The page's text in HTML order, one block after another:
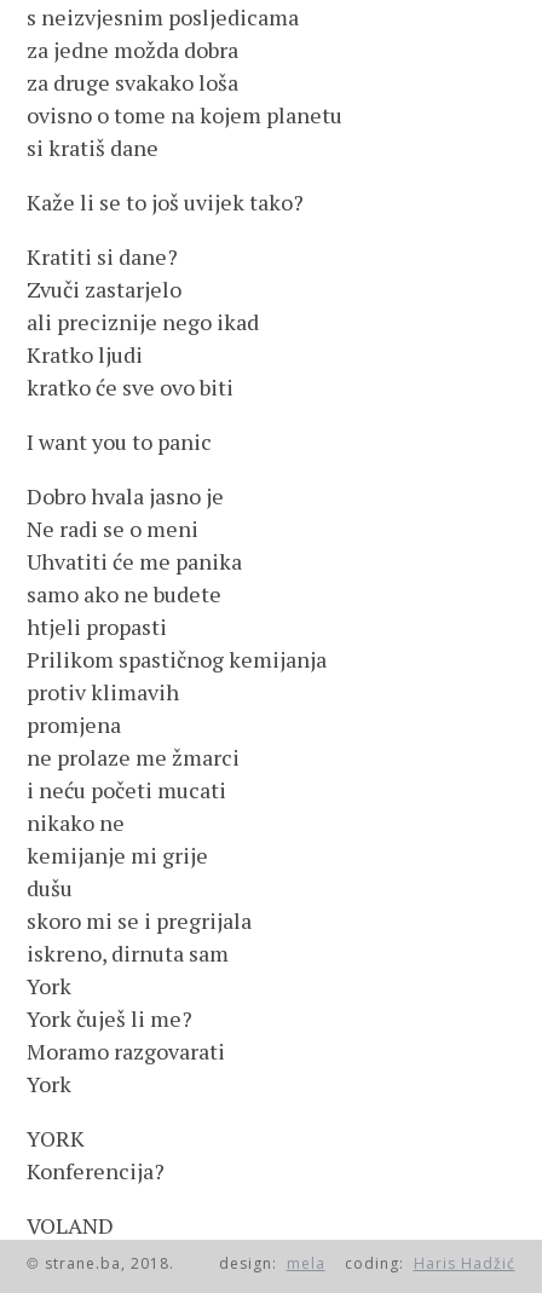
s neizvjesnim posljedicama
za jedne možda dobra
za druge svakako loša
ovisno o tome na kojem planetu
si kratiš dane
Kaže li se to još uvijek tako?
Kratiti si dane?
Zvuči zastarjelo
ali preciznije nego ikad
Kratko ljudi
kratko će sve ovo biti
I want you to panic
Dobro hvala jasno je
Ne radi se o meni
Uhvatiti će me panika
samo ako ne budete
htjeli propasti
Prilikom spastičnog kemijanja
protiv klimavih
promjena
ne prolaze me žmarci
i neću početi mucati
nikako ne
kemijanje mi grije
dušu
skoro mi se i pregrijala
iskreno, dirnuta sam
York
York čuješ li me?
Moramo razgovarati
York
YORK
Konferencija?
VOLAND
Razgovarati sa svijetom
© strane.ba, 2018. design: mela coding: Haris Hadžić